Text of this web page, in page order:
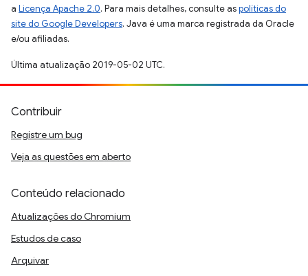
a Licença Apache 2.0. Para mais detalhes, consulte aspolíticas do
site do Google Developers. Java é uma marca registrada da Oracle
e/ou afiliadas.
Última atualização 2019-05-02 UTC.
Contribuir
Registre um bug
Veja as questões em aberto
Conteúdo relacionado
Atualizações do Chromium
Estudos de caso
Arquivar